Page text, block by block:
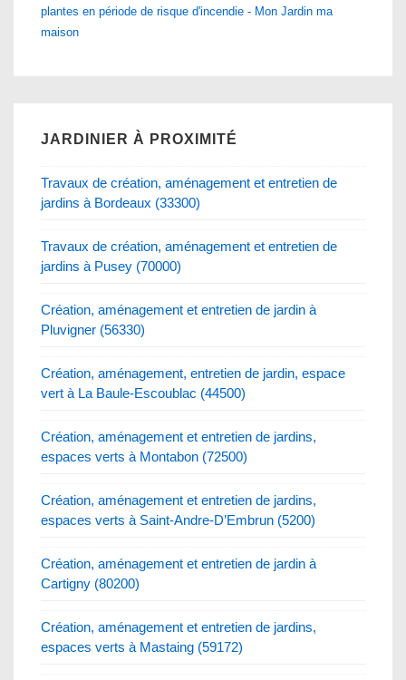
plantes en période de risque d'incendie - Mon Jardin ma
maison
JARDINIER À PROXIMITÉ
Travaux de création, aménagement et entretien de
jardins à Bordeaux (33300)
Travaux de création, aménagement et entretien de
jardins à Pusey (70000)
Création, aménagement et entretien de jardin à
Pluvigner (56330)
Création, aménagement, entretien de jardin, espace
vert à La Baule-Escoublac (44500)
Création, aménagement et entretien de jardins,
espaces verts à Montabon (72500)
Création, aménagement et entretien de jardins,
espaces verts à Saint-Andre-D’Embrun (5200)
Création, aménagement et entretien de jardin à
Cartigny (80200)
Création, aménagement et entretien de jardins,
espaces verts à Mastaing (59172)